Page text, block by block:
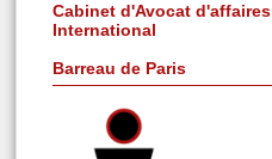
Cabinet d'Avocat d'affaires
International
Barreau de Paris